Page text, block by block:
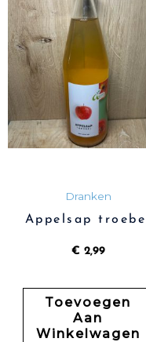
Dranken
Appelsap troebel
€ 2,99
Toevoegen
Aan
Winkelwagen